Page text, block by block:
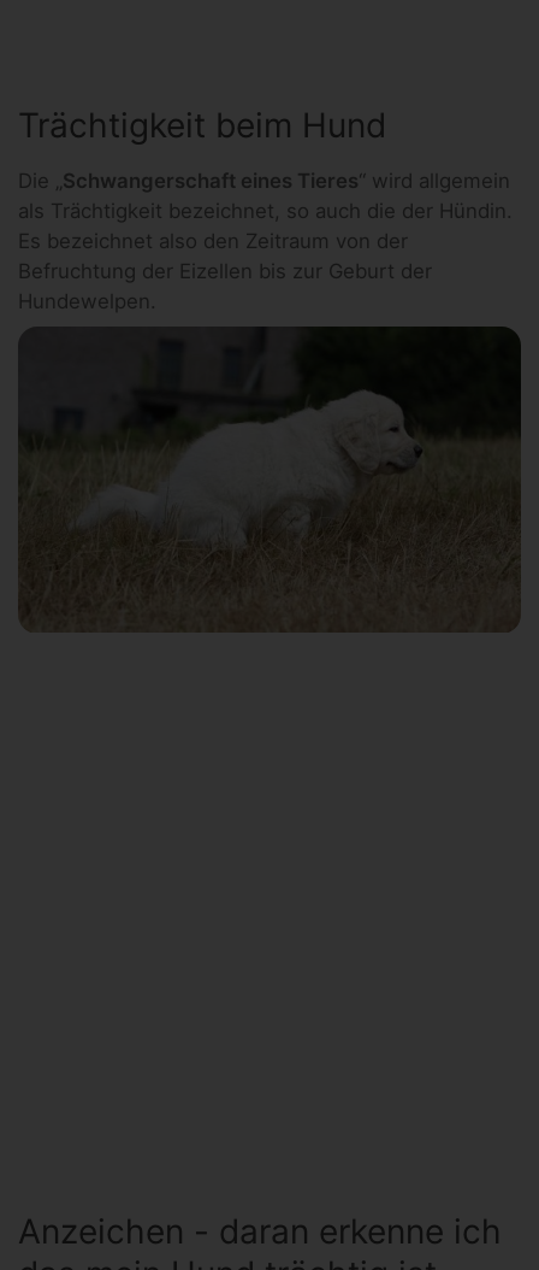
Trächtigkeit beim Hund
Die „ Schwangerschaft eines Tieres“ wird allgemein
als Trächtigkeit bezeichnet, so auch die der Hündin.
Es bezeichnet also den Zeitraum von der
Befruchtung der Eizellen bis zur Geburt der
Hundewelpen.
Anzeichen - daran erkenne ich